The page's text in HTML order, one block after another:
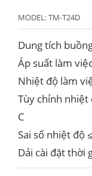
MODEL:TM-T24D
Dung tích
Áp suất làm
Nhiệt độ làm
Tùy chỉnh
C
Sai số nhiệt độ
Dải cài đặt thời